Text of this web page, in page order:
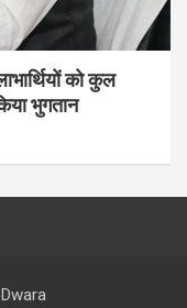
को कुल
भुगतान